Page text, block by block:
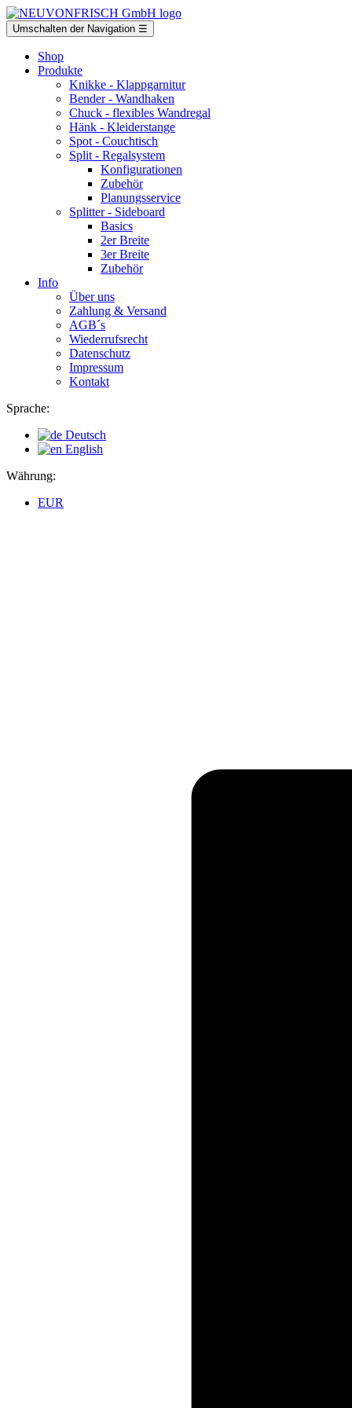
Umschalten der Navigation ☰
Shop
Produkte
Knikke - Klappgarnitur
Bender- Wandhaken
Chuck - flexibles Wandregal
Hänk - Kleiderstange
Spot - Couchtisch
Split - Regalsystem
Konfigurationen
Zubehör
Planungsservice
Splitter- Sideboard
Basics
2er Breite
3er Breite
Zubehör
Info
Über uns
Zahlung & Versand
AGB´s
Wiederrufsrecht
Datenschutz
Impressum
Kontakt
Sprache:
Deutsch
English
Währung:
EUR